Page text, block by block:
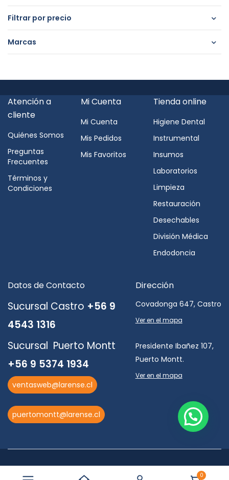
0
Filtrar por precio
Marcas
Atención a
cliente
Quiénes Somos
Preguntas
Frecuentes
Términos y
Condiciones
Mi Cuenta
Mi Cuenta
Mis Pedidos
Mis Favoritos
Tienda online
Higiene Dental
Instrumental
Insumos
Laboratorios
Limpieza
Restauración
Desechables
División Médica
Endodoncia
Datos de Contacto
Sucursal Castro +56 9
4543 1316
Sucursal Puerto Montt
+56 9 5374 1934
ventasweb@larense.cl
puertomontt@larense.cl
Dirección
Covadonga 647, Castro
Ver en el mapa
Presidente Ibañez 107,
Puerto Montt.
Ver en el mapa